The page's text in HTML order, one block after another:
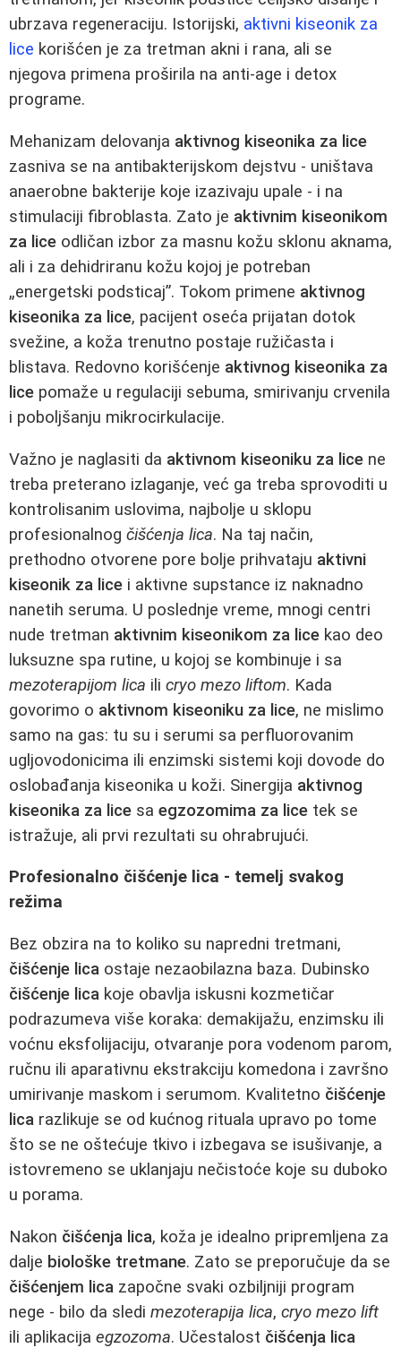
ubrzava regeneraciju. Istorijski, aktivni kiseonik za
lice korišćen je za tretman akni i rana, ali se
njegova primena proširila na anti-age i detox
programe.
Mehanizam delovanja aktivnog kiseonika za lice
zasniva se na antibakterijskom dejstvu - uništava
anaerobne bakterije koje izazivaju upale - i na
stimulaciji fibroblasta. Zato je aktivnim kiseonikom
za lice odličan izbor za masnu kožu sklonu aknama,
ali i za dehidriranu kožu kojoj je potreban
„energetski podsticaj”. Tokom primene aktivnog
kiseonika za lice, pacijent oseća prijatan dotok
svežine, a koža trenutno postaje ružičasta i
blistava. Redovno korišćenje aktivnog kiseonika za
lice pomaže u regulaciji sebuma, smirivanju crvenila
i poboljšanju mikrocirkulacije.
Važno je naglasiti da aktivnom kiseoniku za lice ne
treba preterano izlaganje, već ga treba sprovoditi u
kontrolisanim uslovima, najbolje u sklopu
profesionalnog čišćenja lica. Na taj način,
prethodno otvorene pore bolje prihvataju aktivni
kiseonik za lice i aktivne supstance iz naknadno
nanetih seruma. U poslednje vreme, mnogi centri
nude tretman aktivnim kiseonikom za lice kao deo
luksuzne spa rutine, u kojoj se kombinuje i sa
mezoterapijom lica ili cryo mezo liftom. Kada
govorimo o aktivnom kiseoniku za lice, ne mislimo
samo na gas: tu su i serumi sa perfluorovanim
ugljovodonicima ili enzimski sistemi koji dovode do
oslobađanja kiseonika u koži. Sinergija aktivnog
kiseonika za lice sa egzozomima za lice tek se
istražuje, ali prvi rezultati su ohrabrujući.
Profesionalno čišćenje lica - temelj svakog
režima
Bez obzira na to koliko su napredni tretmani,
čišćenje lica ostaje nezaobilazna baza. Dubinsko
čišćenje lica koje obavlja iskusni kozmetičar
podrazumeva više koraka: demakijažu, enzimsku ili
voćnu eksfolijaciju, otvaranje pora vodenom parom,
ručnu ili aparativnu ekstrakciju komedona i završno
umirivanje maskom i serumom. Kvalitetno čišćenje
lica razlikuje se od kućnog rituala upravo po tome
što se ne oštećuje tkivo i izbegava se isušivanje, a
istovremeno se uklanjaju nečistoće koje su duboko
u porama.
Nakon čišćenja lica, koža je idealno pripremljena za
dalje biološke tretmane. Zato se preporučuje da se
čišćenjem lica započne svaki ozbiljniji program
nege - bilo da sledi mezoterapija lica, cryo mezo lift
ili aplikacija egzozoma. Učestalost čišćenja lica